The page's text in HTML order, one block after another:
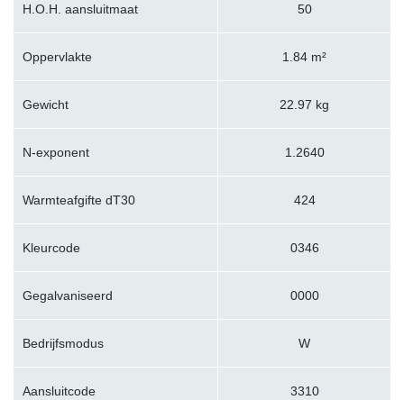
H.O.H. aansluitmaat 50
Oppervlakte 1.84 m²
Gewicht 22.97 kg
N-exponent 1.2640
Warmteafgifte dT30 424
Kleurcode 0346
Gegalvaniseerd 0000
Bedrijfsmodus W
Aansluitcode 3310